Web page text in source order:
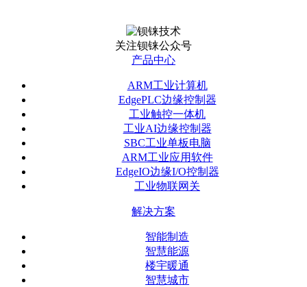
关注钡铼公众号
产品中心
ARM工业计算机
EdgePLC边缘控制器
工业触控一体机
工业AI边缘控制器
SBC工业单板电脑
ARM工业应用软件
EdgeIO边缘I/O控制器
工业物联网关
解决方案
智能制造
智慧能源
楼宇暖通
智慧城市